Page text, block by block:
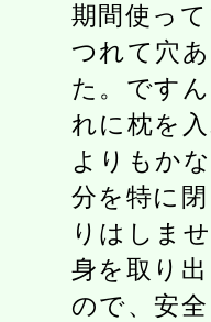
期間使っ
つれて穴
た。です
れに枕を
よりもか
分を特に
りはしま
身を取り
ので、安